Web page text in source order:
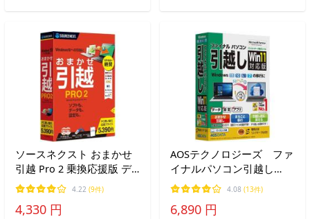
ソースネクスト おまかせ
引越 Pro 2 乗換応援版 デ
ータ移行ソフト
4.22 (9件)
4,330 円
AOSテクノロジーズ ファ
イナルパソコン引越し
Win11対応版 専用USBリン
クケーブル付 FP82
4.08 (13件)
6,890 円